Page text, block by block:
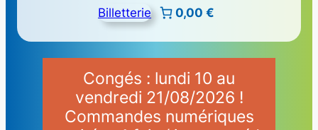
Billetterie 0,00 €
Congés : lundi 10 au
vendredi 21/08/2026 !
Commandes numériques